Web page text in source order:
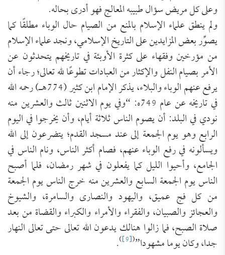
وعلى كل مريض سؤال طبيبه المعالج فهو أدرى بحاله.
ولم ينطق علماء الإسلام بالمنع من الصيام حال الوباء مطلقًا كما
يصوِّر بعض المزايدين على التاريخ الإسلامي، ونجد علماء الإسلام
من مؤرخين وفقهاء على كثرة الأوبئة في تاريخهم يتحدثون عن
الأمر بصيام النفل والإكثار من العبادات تطوعًا لله تعالى؛ رجاء أن
يرفع عنهم الوباء والبلاء، يذكر الإمام ابن كثير (774هـ) رحمه الله
في تاريخه عن عام 749ه: “وفي يوم الاثنين ثالث والعشرين منه
نودي في البلد: أن يصوم الناس ثلاثة أيام، وأن يخرجوا في اليوم
الرابع وهو يوم الجمعة إلى عند مسجد القدم؛ يتضرعون إلى الله
ويسألونه في رفع الوباء عنهم، فصام أكثر الناس، ونام الناس في
الجامع، وأحيوا الليل كما يفعلون في شهر رمضان، فلما أصبح
الناس يوم الجمعة السابع والعشرين منه خرج الناس يوم الجمعة
من كل فج عميق، واليهود والنصارى والسامرة، والشيوخ
والعجائز والصبيان، والفقراء والأمراء والكبراء والقضاة من بعد
صلاة الصبح، فما زالوا هنالك يدعون الله تعالى حتى تعالى النهار
جدا، وكان يوما مشهودا”(
[9]
)
.